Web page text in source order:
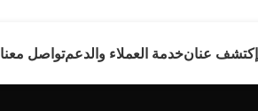
إكتشف عنانخدمة العملاء والدعمتواصل معنا